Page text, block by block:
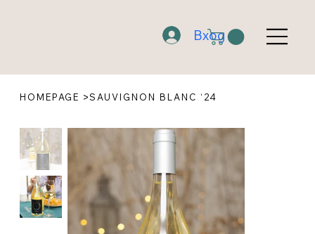
Вход
HOMEPAGE >SAUVIGNON BLANC ‘24